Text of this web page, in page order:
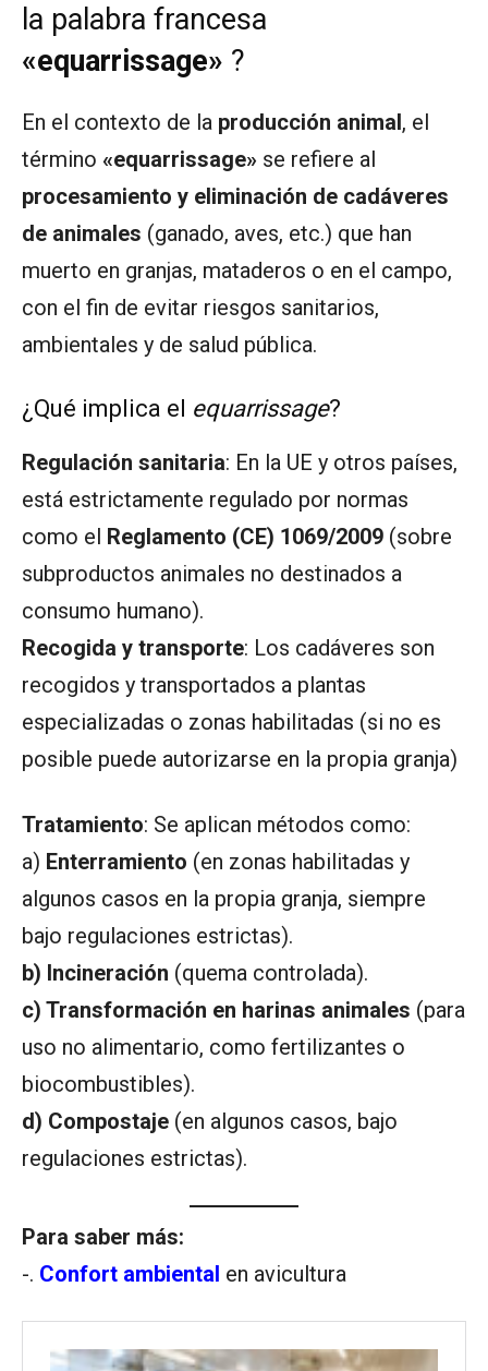
la palabra francesa
«equarrissage» ?
En el contexto de la producción animal, el
término «equarrissage» se refiere al
procesamiento y eliminación de cadáveres
de animales (ganado, aves, etc.) que han
muerto en granjas, mataderos o en el campo,
con el fin de evitar riesgos sanitarios,
ambientales y de salud pública.
¿Qué implica el equarrissage?
Regulación sanitaria: En la UE y otros países,
está estrictamente regulado por normas
como el Reglamento (CE) 1069/2009 (sobre
subproductos animales no destinados a
consumo humano).
Recogida y transporte: Los cadáveres son
recogidos y transportados a plantas
especializadas o zonas habilitadas (si no es
posible puede autorizarse en la propia granja)
Tratamiento: Se aplican métodos como:
a) Enterramiento (en zonas habilitadas y
algunos casos en la propia granja, siempre
bajo regulaciones estrictas).
b) Incineración (quema controlada).
c) Transformación en harinas animales (para
uso no alimentario, como fertilizantes o
biocombustibles).
d) Compostaje (en algunos casos, bajo
regulaciones estrictas).
Para saber más:
-. Confort ambiental en avicultura